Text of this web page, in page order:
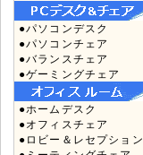
●パソコンデスク
●パソコンチェア
●バランスチェア
●ゲーミングチェア
●ホームデスク
●オフィスチェア
●ロビー＆レセプション